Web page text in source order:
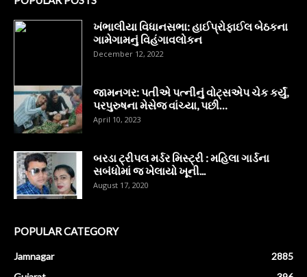
ખંભાલીયા વિધાનસભા: હાઈપ્રોફાઈલ બેઠકના
ગામેગામનું વિહંગાવલોકન
December 12, 2022
જામનગર: પતીએ પત્નીનું વોટ્સએપ ચેક કર્યું,
પરપુરુષના મેસેજ વાંચ્યા, પછી…
April 10, 2023
બરડા ટ્રીપલ મર્ડર મિસ્ટ્રી : મહિલા ગાર્ડના
સબંધોમાં જ ખેલાયો ખૂની...
August 17, 2020
POPULAR CATEGORY
Jamnagar
2885